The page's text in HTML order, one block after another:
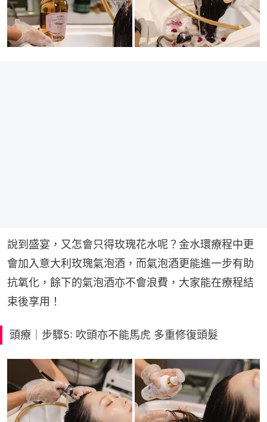
說到盛宴，又怎會只得玫瑰花水呢？金水環療程中更
會加入意大利玫瑰氣泡酒，而氣泡酒更能進一步有助
抗氧化，餘下的氣泡酒亦不會浪費，大家能在療程結
束後享用！
頭療｜步驟5: 吹頭亦不能馬虎 多重修復頭髮